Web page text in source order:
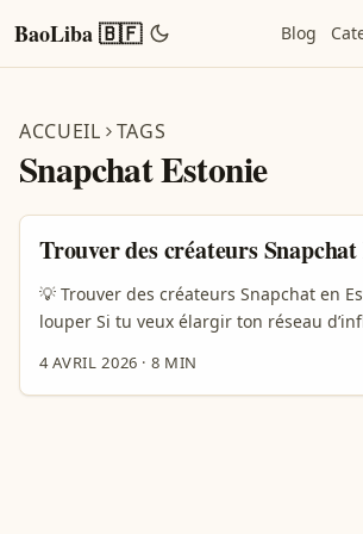
BaoLiba 🇧🇫 Blog
ACCUEIL TAGS
Snapchat Estonie
Trouver des créateurs
💡 Trouver des créateurs Snapchat en
louper Si tu veux élargir ton réseau
plutôt : où ils parlent, comment ils
ils répondent. Sur Snapchat, c’est
4 AVRIL 2026 · 8 MIN